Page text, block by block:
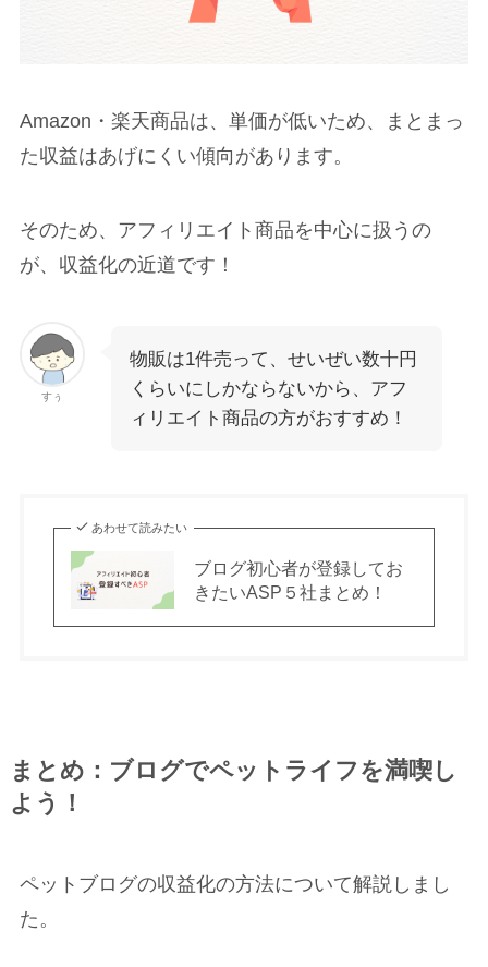
Amazon・楽天商品は、単価が低いため、まとまっ
た収益はあげにくい傾向があります。
そのため、アフィリエイト商品を中心に扱うの
が、収益化の近道です！
すぅ
物販は1件売って、せいぜい数十円
くらいにしかならないから、アフ
ィリエイト商品の方がおすすめ！
あわせて読みたい
ブログ初心者が登録してお
きたいASP５社まとめ！
まとめ： ブログでペットライフを満喫し
よう！
ペットブログの収益化の方法について解説しまし
た。